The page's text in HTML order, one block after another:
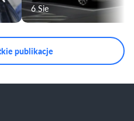
6 Sie
publikacje